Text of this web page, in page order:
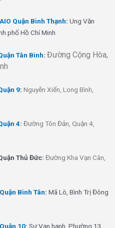
Quận Bình Thạnh: Ung Văn
phố Hồ Chí Minh
Tân Bình: Đường Cộng Hòa,
9: Nguyễn Xiển, Long Bình,
4: Đường Tôn Đản, Quận 4,
Thủ Đức: Đường Kha Vạn Cân,
Bình Tân: Mã Lò, Bình Trị Đông
10: Sư Vạn hạnh, Phường 13,